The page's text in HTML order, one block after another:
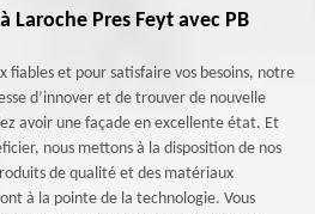
Laroche Pres Feyt avec PB
fiables et pour satisfaire vos besoins, notre
d’innover et de trouver de nouvelle
avoir une façade en excellente état. Et
nous mettons à la disposition de nos
de qualité et des matériaux
à la pointe de la technologie. Vous